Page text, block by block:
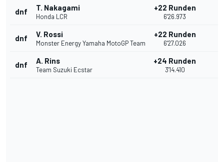
dnf T. Nakagami
Honda LCR
+22 Runden
6'26.973
dnf V. Rossi
Monster Energy Yamaha MotoGP Team
+22 Runden
6'27.026
dnf A. Rins
Team Suzuki Ecstar
+24 Runden
3'14.410